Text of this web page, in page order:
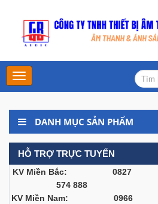
Main
Menu
DANH MỤC SẢN PHẨM
HỖ TRỢ TRỰC TUYẾN
KV Miền Bắc: 0827
574 888
KV Miền Nam: 0966